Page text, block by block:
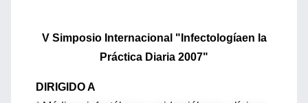
V Simposio Internacional "Infectologíaen la
Práctica Diaria 2007"
DIRIGIDO A